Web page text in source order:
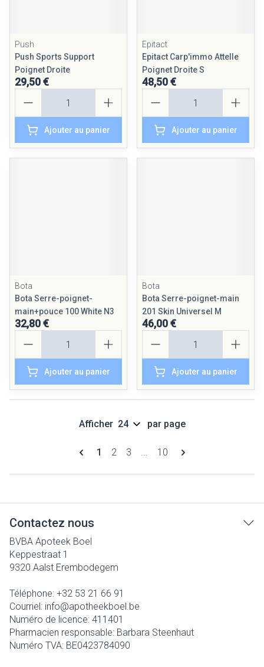
Push
Push Sports Support
Poignet Droite
29,50 €
Ajouter au panier
Epitact
Epitact Carp'immo Attelle
Poignet Droite S
48,50 €
Ajouter au panier
Bota
Bota Serre-poignet-
main+pouce 100 White N3
32,80 €
Ajouter au panier
Bota
Bota Serre-poignet-main
201 Skin Universel M
46,00 €
Ajouter au panier
Pages
Vous lisez actuellement la page
1 Page
2 Page
3 ... Page
10
Afficher par page
Contactez nous
BVBA Apoteek Boel
Keppestraat 1
9320 Aalst Erembodegem
Téléphone: +32 53 21 66 91
Courriel: info@apotheekboel.be
Numéro de licence: 411401
Pharmacien responsable: Barbara Steenhaut
Numéro TVA: BE0423784090